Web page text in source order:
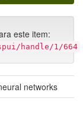
este item:
handle/1/664
networks